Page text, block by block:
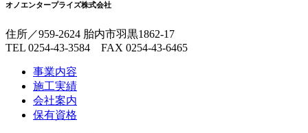
オノエンタープライズ株式会社
住所／959-2624 胎内市羽黒1862-17
TEL 0254-43-3584 FAX 0254-43-6465
事業内容
施工実績
会社案内
保有資格